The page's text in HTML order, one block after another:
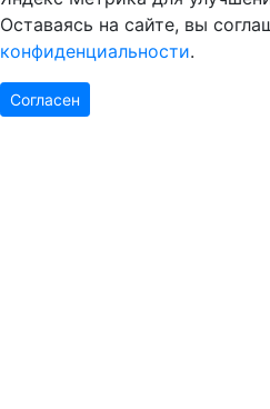
Оставаясь на сайте, вы
конфиденциальности.
Согласен